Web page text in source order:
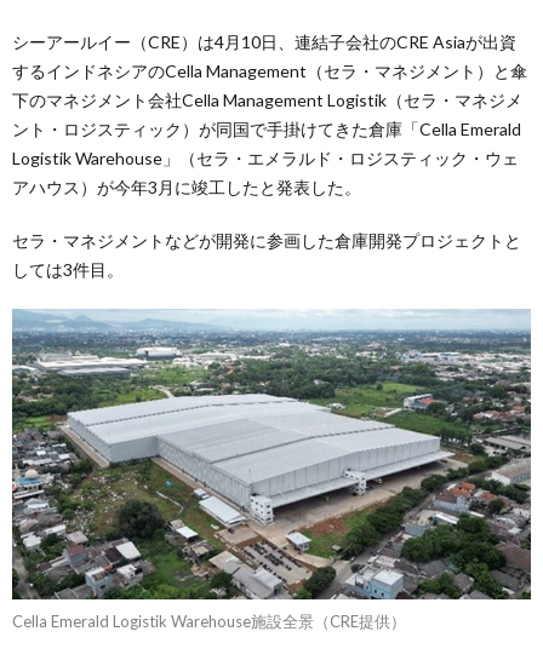
シーアールイー（CRE）は4月10日、連結子会社のCRE Asiaが出資
するインドネシアのCella Management（セラ・マネジメント）と傘
下のマネジメント会社Cella Management Logistik（セラ・マネジメ
ント・ロジスティック）が同国で手掛けてきた倉庫「Cella Emerald
Logistik Warehouse」（セラ・エメラルド・ロジスティック・ウェ
アハウス）が今年3月に竣工したと発表した。
セラ・マネジメントなどが開発に参画した倉庫開発プロジェクトと
しては3件目。
Cella Emerald Logistik Warehouse施設全景（CRE提供）